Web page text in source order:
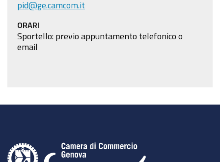
pid@ge.camcom.it
ORARI
Sportello: previo appuntamento telefonico o
email